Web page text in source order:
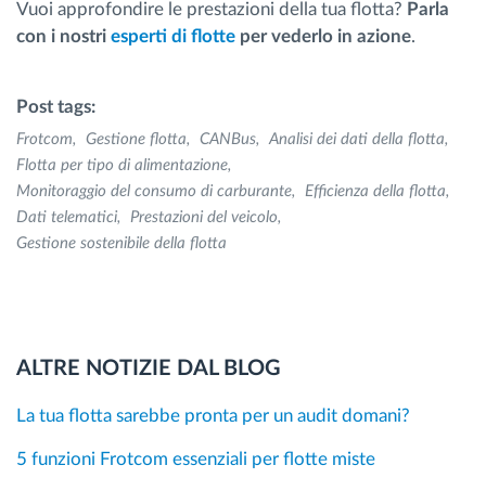
Vuoi approfondire le prestazioni della tua flotta? Parla
con i nostri esperti di flotte per vederlo in azione.
Post tags:
Frotcom Gestione flotta CANBus
Analisi dei dati della flotta
Flotta per tipo di alimentazione
Monitoraggio del consumo di carburante
Efficienza della flotta
Dati telematici
Prestazioni del veicolo
Gestione sostenibile della flotta
ALTRE NOTIZIE DAL BLOG
La tua flotta sarebbe pronta per un audit domani?
5 funzioni Frotcom essenziali per flotte miste